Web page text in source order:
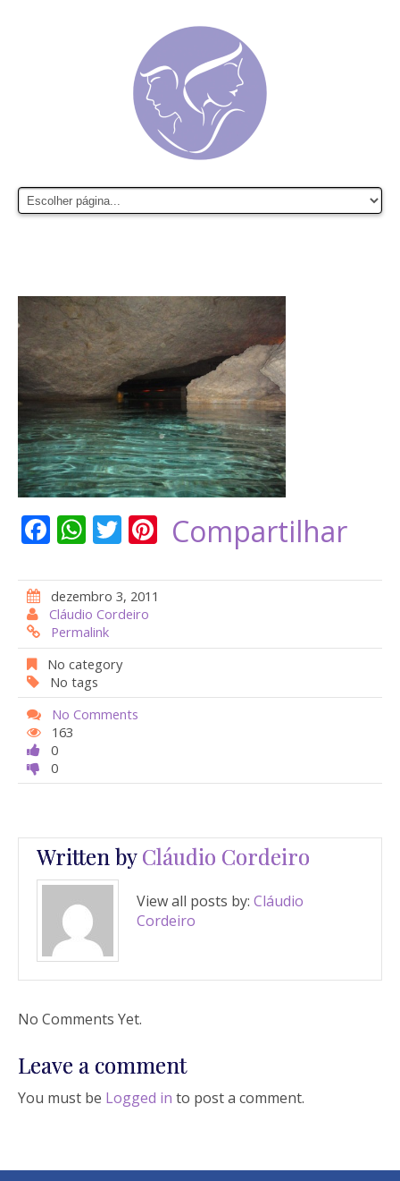
F
e
b
o
o
k
W
at
s
A
p
p
T
itt
er
Pi
er
st
Compartilhar
dezembro 3, 2011
Cláudio Cordeiro
Permalink
No category
No tags
No Comments
163
0
0
Written byCláudio Cordeiro
View all posts by: Cláudio
Cordeiro
No Comments Yet.
Leave a comment
You must be Logged in to post a comment.